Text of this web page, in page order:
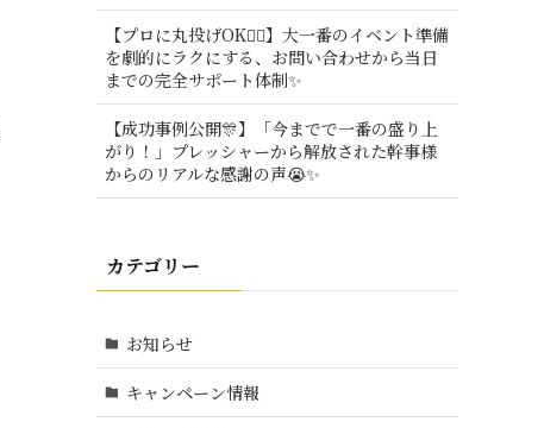
【プロに丸投げOK🙆‍♂️】大一番のイベント準備
を劇的にラクにする、お問い合わせから当日
までの完全サポート体制✨
【成功事例公開🎊】「今までで一番の盛り上
がり！」プレッシャーから解放された幹事様
からのリアルな感謝の声😭✨
カテゴリー
お知らせ
キャンペーン情報